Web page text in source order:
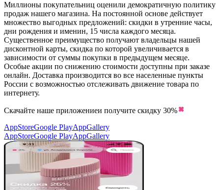
Миллионы покупательниц оценили демократичную политику
продаж нашего магазина. На постоянной основе действует
множество выгодных предложений: скидки в утренние часы,
дни рождения и именин, 15 числа каждого месяца.
Существенное преимущество получают владельцы нашей
дисконтной карты, скидка по которой увеличивается в
зависимости от суммы покупки в предыдущем месяце.
Особые акции по снижению стоимости доступны при заказе
онлайн. Доставка производится во все населенные пункты
России с возможностью отслеживать движение товара по
интернету.
Скачайте наше приложениеи получите скидку 30%
AppStoreGoogle PlayAppGallery
AppStoreGoogle PlayAppGallery